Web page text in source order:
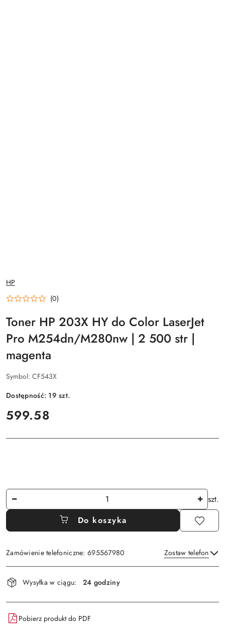
NAZWA
PRODUCENTA:
HP
(0)
Toner HP 203X HY do Color LaserJet
Pro M254dn/M280nw | 2 500 str |
magenta
Symbol: CF543X
Dostępność: 19szt.
cena:
599.58
Ilość
szt.
Do koszyka
Zamówienie telefoniczne: 695567980 Zostaw telefon
Dostępność
i
dostawa
Wysyłka w ciągu: 24 godziny
Pobierz produkt do PDF